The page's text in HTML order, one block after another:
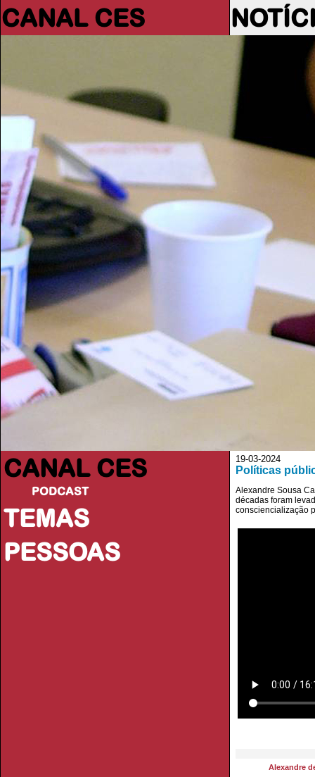
CANAL CES
CANAL CES
PODCAST
TEMAS
PESSOAS
19-03-2024
Políticas
Alexandre Sousa
décadas foram
consciencialização
Alexandre